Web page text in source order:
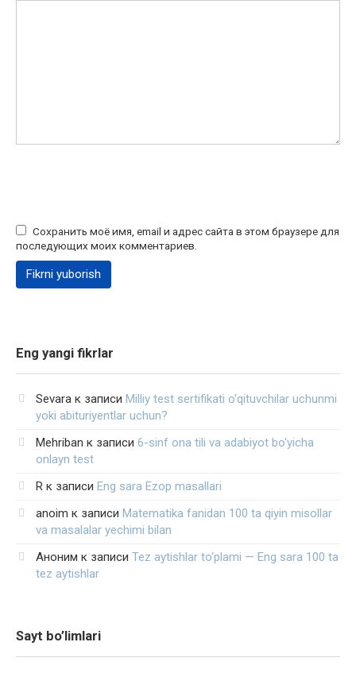
Сохранить моё имя, email и адрес сайта в этом браузере для
последующих моих комментариев.
Eng yangi fikrlar
Sevara к записи Milliy test sertifikati o‘qituvchilar uchunmi
yoki abituriyentlar uchun?
Mehriban к записи 6-sinf ona tili va adabiyot bo‘yicha
onlayn test
R к записи Eng sara Ezop masallari
anoim к записи Matematika fanidan 100 ta qiyin misollar
va masalalar yechimi bilan
Аноним к записи Tez aytishlar to‘plami — Eng sara 100 ta
tez aytishlar
Sayt bo’limlari